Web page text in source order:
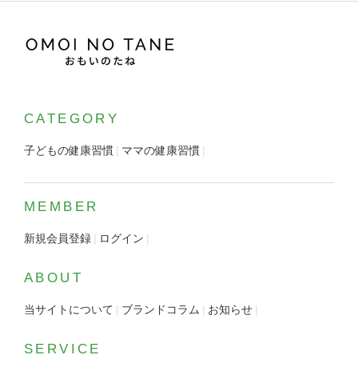
CATEGORY
子どもの健康習慣 ママの健康習慣
MEMBER
新規会員登録 ログイン
ABOUT
当サイトについて ブランドコラム お知らせ
SERVICE